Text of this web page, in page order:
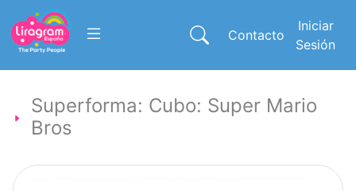
Contacto
Iniciar
Sesión
Superforma: Cubo: Super Mario
Bros